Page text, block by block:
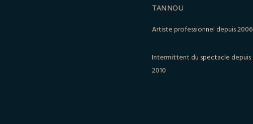
TANNOU
Artiste professionnel depuis 2006
Intermittent du spectacle depuis
2010